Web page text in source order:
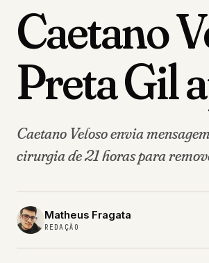
Caetano
Preta Gil
Caetano Veloso envia
cirurgia de 21 horas para
Matheus Fragata
REDAÇÃO